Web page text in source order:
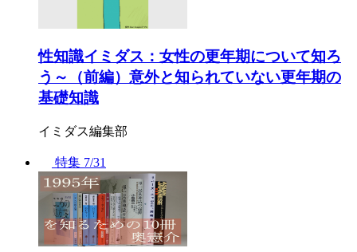
性知識イミダス：女性の更年期について知ろ
う～（前編）意外と知られていない更年期の
基礎知識
イミダス編集部
特集 7/31